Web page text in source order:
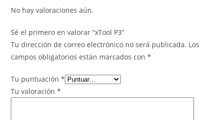
No hay valoraciones aún.
Sé el primero en valorar “xTool P3”
Tu dirección de correo electrónico no será publicada. Los
campos obligatorios están marcados con*
Tu puntuación*
Tu valoración*